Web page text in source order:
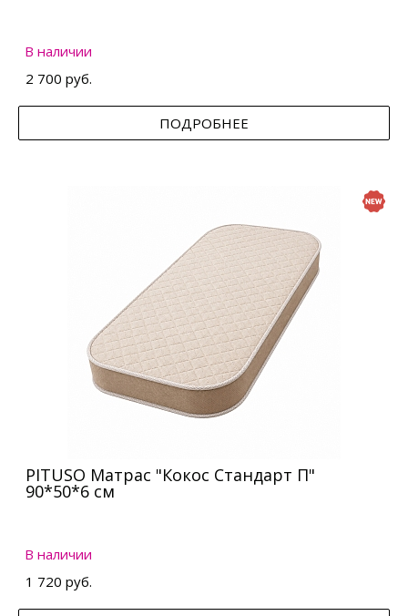
В наличии
2 700 руб.
ПОДРОБНЕЕ
PITUSO Матрас "Кокос Стандарт П"
90*50*6 см
В наличии
1 720 руб.